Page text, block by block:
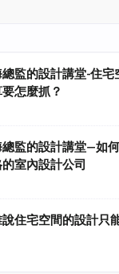
總監的設計講堂-住宅
怎麼抓？
總監的設計講堂—如
室內設計公司
住宅空間的設計只